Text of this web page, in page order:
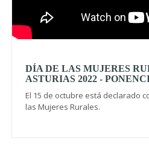
DÍA DE LAS MUJERES
ASTURIAS 2022 -
El 15 de octubre está declarado
las Mujeres Rurales.